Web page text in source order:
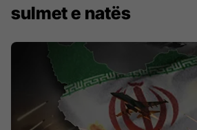
sulmet e natës